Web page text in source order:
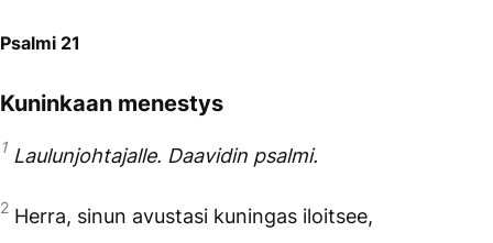
Psalmi 21
Kuninkaan menestys
1 Laulunjohtajalle. Daavidin psalmi.
2 Herra, sinun avustasi kuningas iloitsee,